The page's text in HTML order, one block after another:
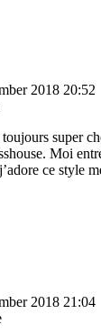
2018 20:52
super
Moi
ce style
2018 21:04